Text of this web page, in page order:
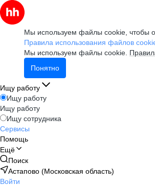
Мы используем файлы cookie, чтобы
Правила использования файлов
Мы используем файлы cookie.
Понятно
Ищу работу
Ищу работу
Ищу работу
Ищу сотрудника
Сервисы
Помощь
Ещё
Поиск
Астапово (Московская область)
Войти